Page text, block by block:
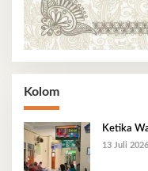
Kolom
Ketika
13 Juli 2026